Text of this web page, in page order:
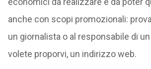
anche con scopi promozionali:
un giornalista o al responsabile di
volete proporvi, un indirizzo web.